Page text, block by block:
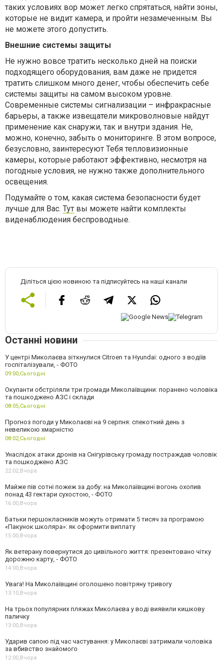
таких условиях вор может легко спрятаться, найти зоны,
которые не видит камера, и пройти незамеченным. Вы
не можете этого допустить.
Внешние системы защиты
Не нужно вовсе тратить несколько дней на поиски
подходящего оборудования, вам даже не придется
тратить слишком много денег, чтобы обеспечить себе
системы защиты на самом высоком уровне.
Современные системы сигнализации – инфракрасные
барьеры, а также извещатели микроволновые найдут
применение как снаружи, так и внутри здания. Не,
можно, конечно, забыть о мониторинге. В этом вопросе,
безусловно, заинтересуют Тебя тепловизионные
камеры, которые работают эффективно, несмотря на
погодные условия, не нужно также дополнительного
освещения.
Подумайте о том, какая система безопасности будет
лучше для Вас. Тут вы можете найти комплекты
виденаблюдения беспроводные.
Діліться цією новиною та підписуйтесь на наші канали
Останні новини
У центрі Миколаєва зіткнулися Citroen та Hyundai: одного з водіїв
госпіталізували, - ФОТО
09:00, Сьогодні
Окупанти обстріляли три громади Миколаївщини: поранено чоловіка
та пошкоджено АЗС і склади
08:05, Сьогодні
Прогноз погоди у Миколаєві на 9 серпня: спекотний день з
невеликою хмарністю
08:02, Сьогодні
Унаслідок атаки дронів на Снігурівську громаду постраждав чоловік
та пошкоджено АЗС
22:02, Вчора
Майже пів сотні пожеж за добу: на Миколаївщині вогонь охопив
понад 43 гектари сухостою, - ФОТО
16:00, Вчора
Батьки першокласників можуть отримати 5 тисяч за програмою
«Пакунок школяра»: як оформити виплату
15:00, Вчора
Як ветерану повернутися до цивільного життя: презентовано чітку
дорожню карту, - ФОТО
14:00, Вчора
Увага! На Миколаївщині оголошено повітряну тривогу
13:10, Вчора
На трьох популярних пляжах Миколаєва у воді виявили кишкову
паличку
13:00, Вчора
Ударив сапою під час частування: у Миколаєві затримали чоловіка
за вбивство знайомого
12:00, Вчора